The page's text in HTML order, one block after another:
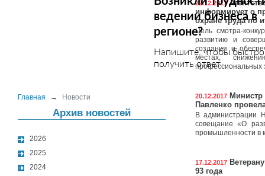
ведении бизнеса в
регионе?
Напишите, чтобы быстро
получить ответ
Главная → Новости
Архив новостей
2026
2025
2024
22.12.2017
информирует о
охране труда по
Цель смотра-
развитию и
создания и
местах,
профессиональных
20.12.2017 Министр
Павленко
В администрации
совещание «О
промышленности в
17.12.2017
93 года